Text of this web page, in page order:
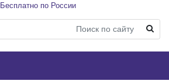
Бесплатно по России